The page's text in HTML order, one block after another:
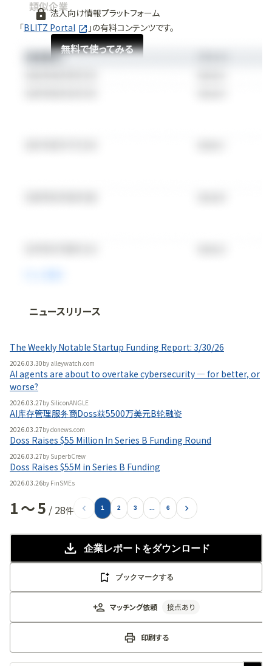
法人向け情報プラットフォーム
「BLITZ Portal 」の有料コンテンツです。
無料で使ってみる
類似企業
法人向け情報プラットフォーム
無料で使ってみる
ニュースリリース
The Weekly Notable Startup Funding Report: 3/30/26
2026.03.30by alleywatch.com
AI agents are about to overtake cybersecurity — for better, or
worse?
2026.03.27by SiliconANGLE
AI库存管理服务商Doss获5500万美元B轮融资
2026.03.27bydonews.com
Doss Raises $55 Million In Series B Funding Round
2026.03.27by SuperbCrew
Doss Raises $55M in Series B Funding
2026.03.26by FinSMEs
1〜5 / 28件 1 2 3 ... 6
企業レポート をダウンロード
ブックマークする
マッチング依頼 接点あり
印刷する